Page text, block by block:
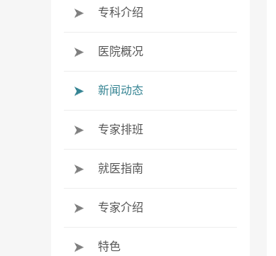
专科介绍
医院概况
新闻动态
专家排班
就医指南
专家介绍
特色